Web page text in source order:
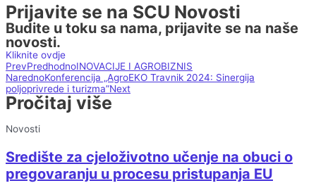
Prijavite se na SCU Novosti
Budite u toku sa nama, prijavite se na naše
novosti.
Kliknite ovdje
PrevPredhodnoINOVACIJE I AGROBIZNIS
NarednoKonferencija „AgroEKO Travnik 2024: Sinergija
poljoprivrede i turizma”Next
Pročitaj više
Novosti
Središte za cjeloživotno učenje na obuci o
pregovaranju u procesu pristupanja EU